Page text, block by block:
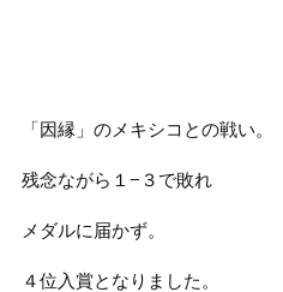
「因縁」のメキシコとの戦い。
残念ながら１−３で敗れ
メダルに届かず。
４位入賞となりました。